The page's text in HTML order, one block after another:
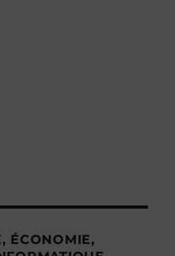
ÉCONOMIE,